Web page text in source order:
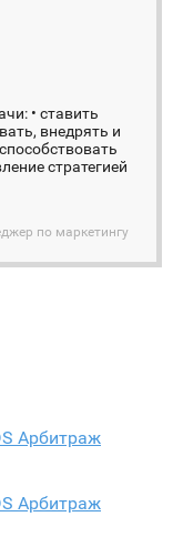
• ставить
внедрять и
стратегией
по маркетингу
Арбитраж
Арбитраж